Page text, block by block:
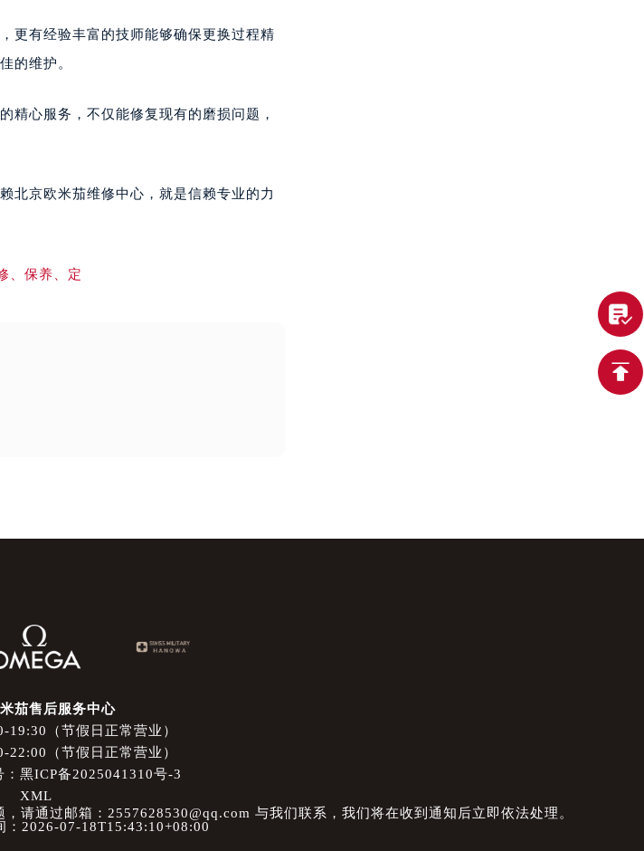
更有经验丰富的技师能够确保更换过程精
的维护。
心服务，不仅能修复现有的磨损问题，
京欧米茄维修中心，就是信赖专业的力
茄售后服务中心
19:30（节假日正常营业）
22:00（节假日正常营业）
：黑ICP备2025041310号-3
XML
请通过邮箱：2557628530@qq.com 与我们联系，我们将在收到通知后立即依法处理。
：2026-07-18T15:43:10+08:00